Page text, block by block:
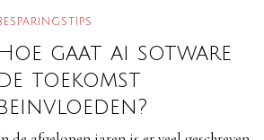
gaat ai sotware
toekomst